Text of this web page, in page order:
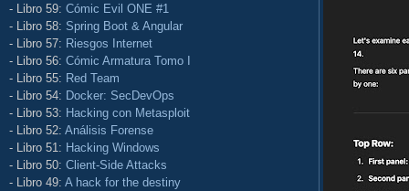
- Libro 59: Cómic Evil ONE #1
- Libro 58: Spring Boot & Angular
- Libro 57: Riesgos Internet
- Libro 56: Cómic Armatura Tomo I
- Libro 55: Red Team
- Libro 54: Docker: SecDevOps
- Libro 53: Hacking con Metasploit
- Libro 52: Análisis Forense
- Libro 51: Hacking Windows
- Libro 50: Client-Side Attacks
- Libro 49: A hack for the destiny